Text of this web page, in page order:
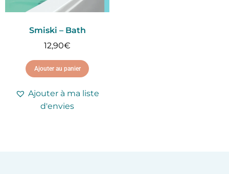
Smiski – Bath
12,90€
Ajouter au panier
Ajouter à ma liste
d'envies